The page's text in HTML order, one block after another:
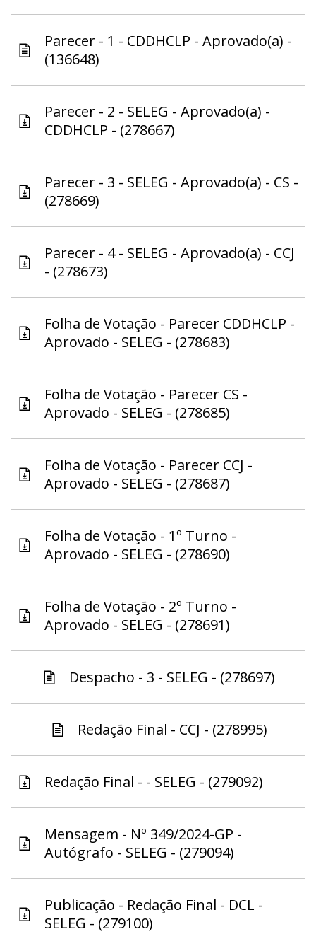
Parecer - 1 - CDDHCLP - Aprovado(a) -
(136648)
Parecer - 2 - SELEG - Aprovado(a) -
CDDHCLP - (278667)
Parecer - 3 - SELEG - Aprovado(a) - CS -
(278669)
Parecer - 4 - SELEG - Aprovado(a) - CCJ
- (278673)
Folha de Votação - Parecer CDDHCLP -
Aprovado - SELEG - (278683)
Folha de Votação - Parecer CS -
Aprovado - SELEG - (278685)
Folha de Votação - Parecer CCJ -
Aprovado - SELEG - (278687)
Folha de Votação - 1º Turno -
Aprovado - SELEG - (278690)
Folha de Votação - 2º Turno -
Aprovado - SELEG - (278691)
Despacho - 3 - SELEG - (278697)
Redação Final - CCJ - (278995)
Redação Final - - SELEG - (279092)
Mensagem - Nº 349/2024-GP -
Autógrafo - SELEG - (279094)
Publicação - Redação Final - DCL -
SELEG - (279100)